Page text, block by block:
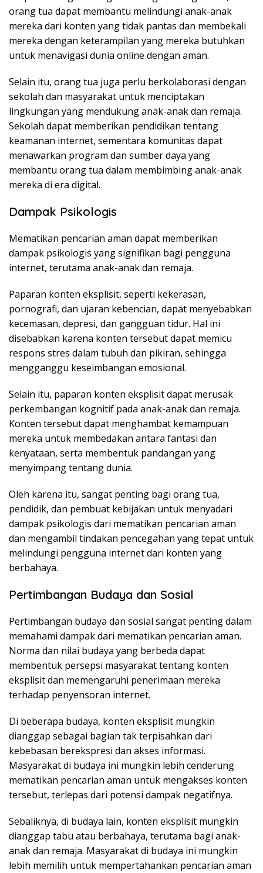
orang tua dapat membantu melindungi anak-anak
mereka dari konten yang tidak pantas dan membekali
mereka dengan keterampilan yang mereka butuhkan
untuk menavigasi dunia online dengan aman.
Selain itu, orang tua juga perlu berkolaborasi dengan
sekolah dan masyarakat untuk menciptakan
lingkungan yang mendukung anak-anak dan remaja.
Sekolah dapat memberikan pendidikan tentang
keamanan internet, sementara komunitas dapat
menawarkan program dan sumber daya yang
membantu orang tua dalam membimbing anak-anak
mereka di era digital.
Dampak Psikologis
Mematikan pencarian aman dapat memberikan
dampak psikologis yang signifikan bagi pengguna
internet, terutama anak-anak dan remaja.
Paparan konten eksplisit, seperti kekerasan,
pornografi, dan ujaran kebencian, dapat menyebabkan
kecemasan, depresi, dan gangguan tidur. Hal ini
disebabkan karena konten tersebut dapat memicu
respons stres dalam tubuh dan pikiran, sehingga
mengganggu keseimbangan emosional.
Selain itu, paparan konten eksplisit dapat merusak
perkembangan kognitif pada anak-anak dan remaja.
Konten tersebut dapat menghambat kemampuan
mereka untuk membedakan antara fantasi dan
kenyataan, serta membentuk pandangan yang
menyimpang tentang dunia.
Oleh karena itu, sangat penting bagi orang tua,
pendidik, dan pembuat kebijakan untuk menyadari
dampak psikologis dari mematikan pencarian aman
dan mengambil tindakan pencegahan yang tepat untuk
melindungi pengguna internet dari konten yang
berbahaya.
Pertimbangan Budaya dan Sosial
Pertimbangan budaya dan sosial sangat penting dalam
memahami dampak dari mematikan pencarian aman.
Norma dan nilai budaya yang berbeda dapat
membentuk persepsi masyarakat tentang konten
eksplisit dan memengaruhi penerimaan mereka
terhadap penyensoran internet.
Di beberapa budaya, konten eksplisit mungkin
dianggap sebagai bagian tak terpisahkan dari
kebebasan berekspresi dan akses informasi.
Masyarakat di budaya ini mungkin lebih cenderung
mematikan pencarian aman untuk mengakses konten
tersebut, terlepas dari potensi dampak negatifnya.
Sebaliknya, di budaya lain, konten eksplisit mungkin
dianggap tabu atau berbahaya, terutama bagi anak-
anak dan remaja. Masyarakat di budaya ini mungkin
lebih memilih untuk mempertahankan pencarian aman